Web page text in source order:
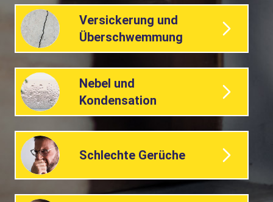
Versickerung und
Überschwemmung
Nebel und
Kondensation
Schlechte Gerüche